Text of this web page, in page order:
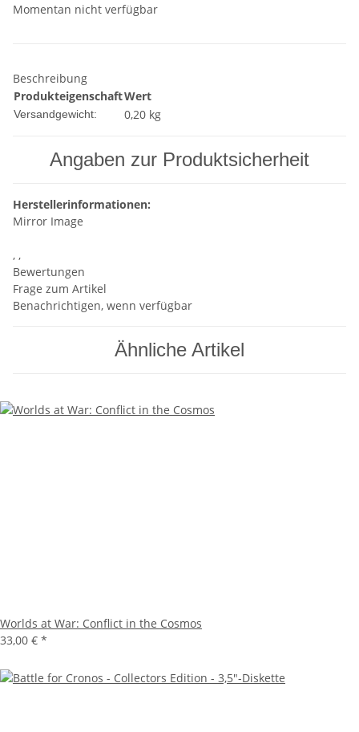
Momentan nicht verfügbar
Beschreibung
ProdukteigenschaftWert
Versandgewicht: 0,20 kg
Angaben zur Produktsicherheit
Herstellerinformationen:
Mirror Image
, ,
Bewertungen
Frage zum Artikel
Benachrichtigen, wenn verfügbar
Ähnliche Artikel
Worlds at War: Conflict in the Cosmos
33,00 € *